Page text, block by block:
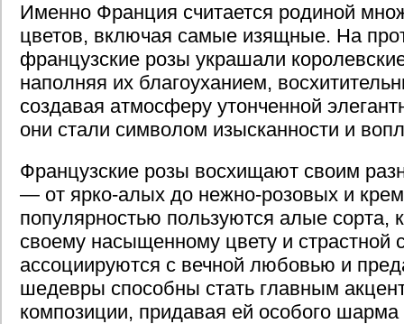
Именно Франция считается родиной
цветов, включая самые изящные. На
французские розы украшали
наполняя их благоуханием,
создавая атмосферу утонченной
они стали символом изысканности и
Французские розы восхищают своим
— от ярко-алых до нежно-розовых и
популярностью пользуются алые сорта,
своему насыщенному цвету и страстной
ассоциируются с вечной любовью и
шедевры способны стать главным
композиции, придавая ей особого шарма